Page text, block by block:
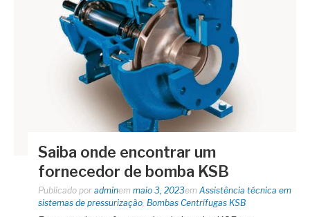
Saiba onde encontrar um
fornecedor de bomba KSB
Publicado por adminem maio 3, 2023em Assistência técnica em
sistemas de pressurização Bombas Centrífugas KSB